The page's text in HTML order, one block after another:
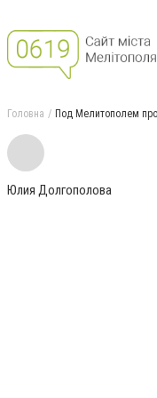
Головна Под Мелитополем
Юлия Долгополова